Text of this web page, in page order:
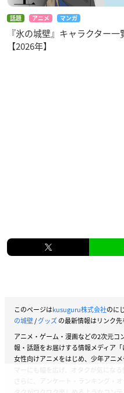
話題 アニメ マンガ
『氷の城壁』キャラクター
【2026年】
このページはkusuguru株式会社のに
の城壁/グッズの最新情報はリンク先
アニメ・ゲーム・漫画などの2次元
報・話題をお届けする情報メディア「
女性向けアニメをはじめ、少年アニ
マーにも幅を広げ、オタクが気にな
さらに、アンケート・ランキング・